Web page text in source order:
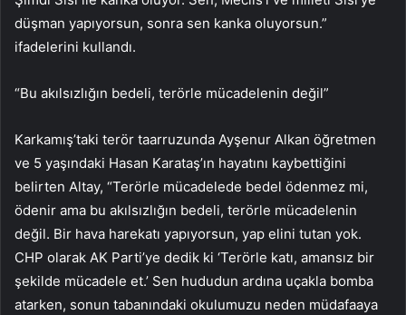
düşman yapıyorsun, sonra sen kanka oluyorsun.”
ifadelerini kullandı.
“Bu akılsızlığın bedeli, terörle mücadelenin değil”
Karkamış’taki terör taarruzunda Ayşenur Alkan öğretmen
ve 5 yaşındaki Hasan Karataş’ın hayatını kaybettiğini
belirten Altay, “Terörle mücadelede bedel ödenmez mi,
ödenir ama bu akılsızlığın bedeli, terörle mücadelenin
değil. Bir hava harekatı yapıyorsun, yap elini tutan yok.
CHP olarak AK Parti’ye dedik ki ‘Terörle katı, amansız bir
şekilde mücadele et.’ Sen hududun ardına uçakla bomba
atarken, sonun tabanındaki okulumuzu neden müdafaaya